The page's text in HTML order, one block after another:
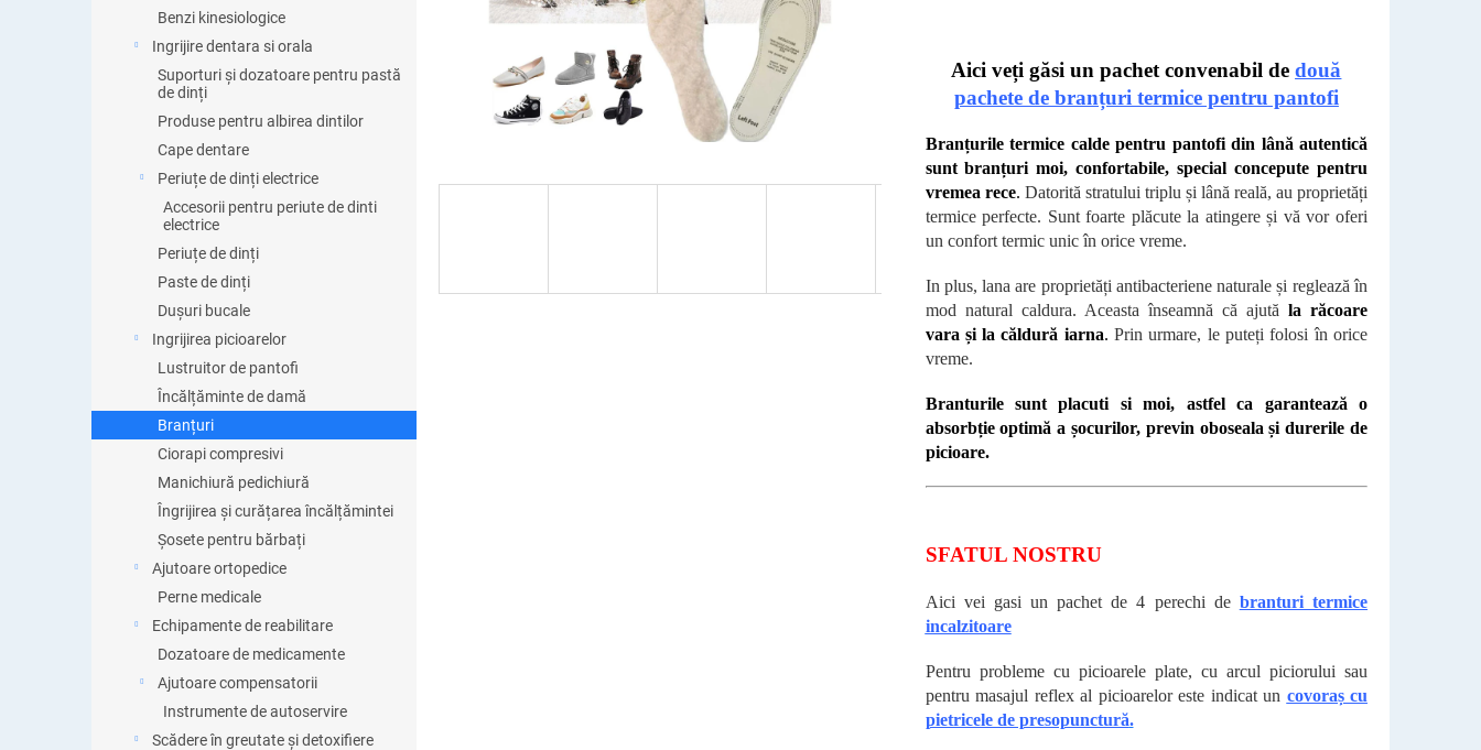
Benzi kinesiologice
Ingrijire dentara si orala
Suporturi și dozatoare pentru pastă
de dinți
Produse pentru albirea dintilor
Cape dentare
Periuțe de dinți electrice
Accesorii pentru periute de dinti
electrice
Periuțe de dinți
Paste de dinți
Dușuri bucale
Ingrijirea picioarelor
Lustruitor de pantofi
Încălțăminte de damă
Branțuri
Ciorapi compresivi
Manichiură pedichiură
Îngrijirea și curățarea încălțămintei
Șosete pentru bărbați
Ajutoare ortopedice
Perne medicale
Echipamente de reabilitare
Dozatoare de medicamente
Ajutoare compensatorii
Instrumente de autoservire
Scădere în greutate și detoxifiere
Aici veți găsi un pachet convenabil dedouă
pachete de branțuri termice pentru pantofi
Branțurile termice calde pentru pantofi din lână autentică
sunt branțuri moi, confortabile, special concepute pentru
vremea rece. Datorită stratului triplu și lână reală, au proprietăți
termice perfecte. Sunt foarte plăcute la atingere și vă vor oferi
un confort termic unic în orice vreme.
In plus, lana are proprietăți antibacteriene naturale și reglează în
mod natural caldura. Aceasta înseamnă că ajută la răcoare
vara și la căldură iarna. Prin urmare, le puteți folosi în orice
vreme.
Branturile suntplacuti si moi, astfel ca garantează o
absorbție optimă a șocurilor, previn oboseala și durerile de
picioare.
SFATUL NOSTRU
Aici vei gasi un pachet de 4 perechi de branturi termice
incalzitoare
Pentru probleme cu picioarele plate, cu arcul piciorului sau
pentru masajul reflex al picioarelor este indicat un covoraș cu
pietricele de presopunctură.